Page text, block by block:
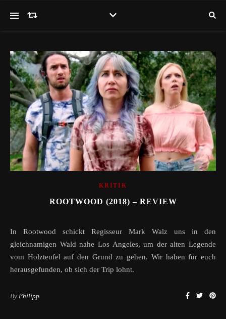
KRITIK
ROOTWOOD (2018) – REVIEW
In Rootwood schickt Regisseur Mark Walz uns in den
gleichnamigen Wald nahe Los Angeles, um der alten Legende
vom Holzteufel auf den Grund zu gehen. Wir haben für euch
herausgefunden, ob sich der Trip lohnt.
By Philipp